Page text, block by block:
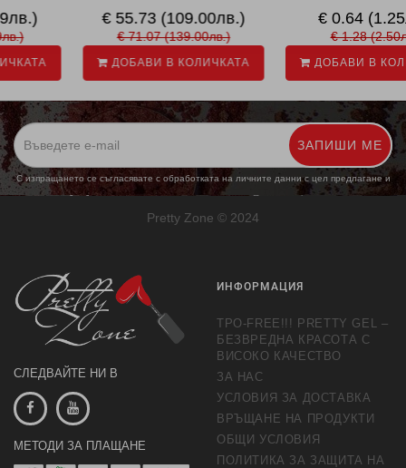
€ 55.73 (109.00лв.)
€ 71.07 (139.00лв.)
ДОБАВИ В КОЛИЧКАТА
€ 0.64
€ 1.28 (2.50лв.)
ДОБАВИ В
ЗАПИШИ МЕ
С изпращането се съгласявате с обработката на личните данни с цел предлагане и
обработка на маркетингови предложения. Повече информация
Pretty Zone © 2024
СЛЕДВАЙТЕ НИ В
МЕТОДИ ЗА ПЛАЩАНЕ
ИНФОРМАЦИЯ
TPO-FREE!!! PRETTY GEL –
БЕЗВРЕДНА КРАСОТА С
ВИСОКО КАЧЕСТВО
ЗА НАС
УСЛОВИЯ ЗА ДОСТАВКА
ВРЪЩАНЕ НА ПРОДУКТИ
ОБЩИ УСЛОВИЯ
ПОЛИТИКА ЗА ЗАЩИТА НА